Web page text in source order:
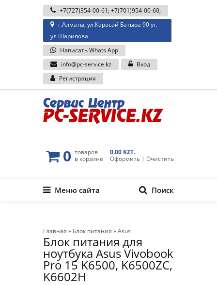
+7(727)354-00-61;+7(701)954-00-60;
г.Алматы, ул.Карасай Батыра 90 уг.
ул Шарипова
Написать Whats App
info@pc-service.kz
Вход
Регистрация
0 товаров
в корзине
0.00 KZT.
Оформить | Очистить
Меню сайта Поиск
Главная » Блок питания »Asus
Блок питания для
ноутбука Asus Vivobook
Pro 15 K6500, K6500ZC,
K6602H